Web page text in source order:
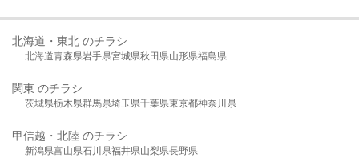
北海道・東北 のチラシ
北海道青森県岩手県宮城県秋田県山形県福島県
関東 のチラシ
茨城県栃木県群馬県埼玉県千葉県東京都神奈川県
甲信越・北陸 のチラシ
新潟県富山県石川県福井県山梨県長野県